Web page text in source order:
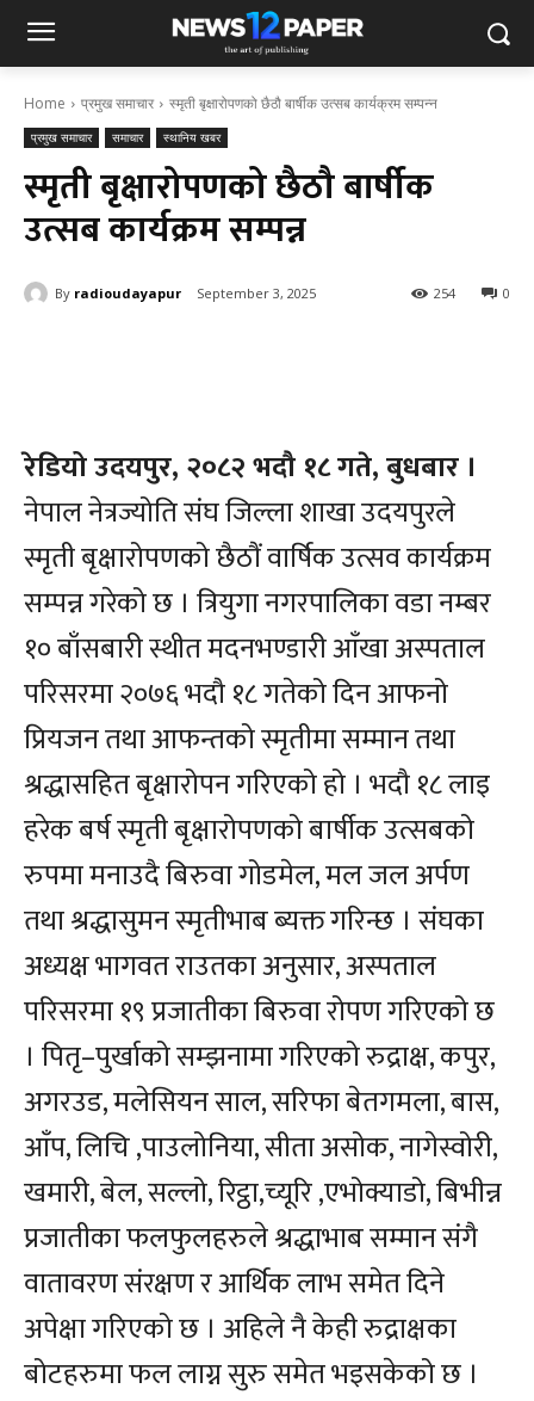
Home प्रमुख समाचार स्मृती बृक्षारोपणको छैठौ बार्षीक उत्सब कार्यक्रम सम्पन्न
प्रमुख समाचार समाचार स्थानिय खबर
स्मृती बृक्षारोपणको छैठौ बार्षीक
उत्सब कार्यक्रम सम्पन्न
By radioudayapur September 3, 2025 0
254
रेडियो उदयपुर, २०८२ भदौ १८ गते, बुधबार ।
नेपाल नेत्रज्योति संघ जिल्ला शाखा उदयपुरले
स्मृती बृक्षारोपणको छैठौं वार्षिक उत्सव कार्यक्रम
सम्पन्न गरेको छ । त्रियुगा नगरपालिका वडा नम्बर
१० बाँसबारी स्थीत मदनभण्डारी आँखा अस्पताल
परिसरमा २०७६ भदौ १८ गतेको दिन आफनो
प्रियजन तथा आफन्तको स्मृतीमा सम्मान तथा
श्रद्धासहित बृक्षारोपन गरिएको हो । भदौ १८ लाइ
हरेक बर्ष स्मृती बृक्षारोपणको बार्षीक उत्सबको
रुपमा मनाउदै बिरुवा गोडमेल, मल जल अर्पण
तथा श्रद्धासुमन स्मृतीभाब ब्यक्त गरिन्छ । संघका
अध्यक्ष भागवत राउतका अनुसार, अस्पताल
परिसरमा १९ प्रजातीका बिरुवा रोपण गरिएको छ
। पितृ–पुर्खाको सम्झनामा गरिएको रुद्राक्ष, कपुर,
अगरउड, मलेसियन साल, सरिफा बेतगमला, बास,
आँप, लिचि ,पाउलोनिया, सीता असोक, नागेस्वोरी,
खमारी, बेल, सल्लो, रिट्ठा,च्यूरि ,एभोक्याडो, बिभीन्न
प्रजातीका फलफुलहरुले श्रद्धाभाब सम्मान संगै
वातावरण संरक्षण र आर्थिक लाभ समेत दिने
अपेक्षा गरिएको छ । अहिले नै केही रुद्राक्षका
बोटहरुमा फल लाग्न सुरु समेत भइसकेको छ ।